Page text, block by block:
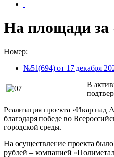
На площади за
Номер:
№51(694) от 17 декабря
В
Реализация проекта «Икар над
благодаря победе во
городской среды.
На осуществление проекта
рублей – компанией